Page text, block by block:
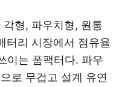
형, 파우치형, 원통
터리 시장에서 점유율
이는 폼팩터다. 파우
로 무겁고 설계 유연